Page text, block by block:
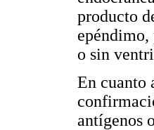
producto
o sin
En cuanto
antígenos